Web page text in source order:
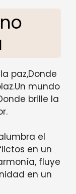
paz,Donde
mundo
brille la
el
en un
fluye
en un